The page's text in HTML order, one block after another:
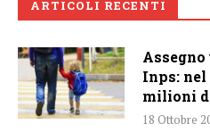
ARTICOLI RECENTI
Inps: nel
milioni
18 Ottobre